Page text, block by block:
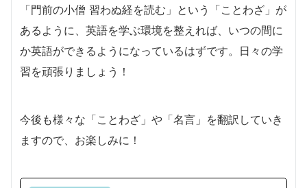
「門前の小僧 習わぬ経を読む」という「ことわざ」が
あるように、英語を学ぶ環境を整えれば、いつの間に
か英語ができるようになっているはずです。日々の学
習を頑張りましょう！
今後も様々な「ことわざ」や「名言」を翻訳していき
ますので、お楽しみに！